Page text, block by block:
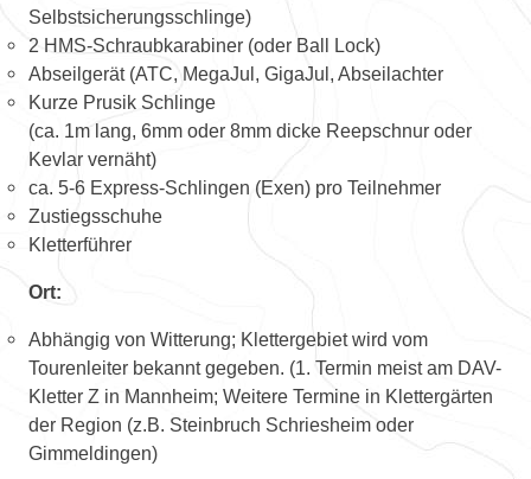
Selbstsicherungsschlinge)
2 HMS-Schraubkarabiner (oder Ball Lock)
Abseilgerät (ATC, MegaJul, GigaJul, Abseilachter
Kurze Prusik Schlinge
(ca. 1m lang, 6mm oder 8mm dicke Reepschnur oder
Kevlar vernäht)
ca. 5-6 Express-Schlingen (Exen) pro Teilnehmer
Zustiegsschuhe
Kletterführer
Ort:
Abhängig von Witterung; Klettergebiet wird vom
Tourenleiter bekannt gegeben. (1. Termin meist am DAV-
Kletter Z in Mannheim; Weitere Termine in Klettergärten
der Region (z.B. Steinbruch Schriesheim oder
Gimmeldingen)